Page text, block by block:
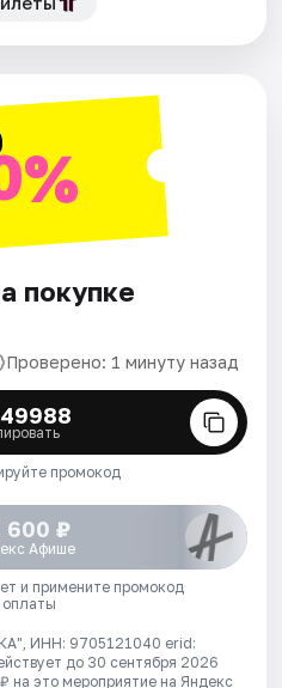
покупке
Проверено: 1 минуту назад
промокод
600 ₽
Афише
и примените промокод
оплаты
ИНН: 9705121040 erid:
до 30 сентября 2026
на это мероприятие на Яндекс